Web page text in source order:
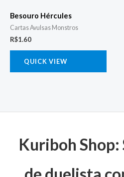
Besouro Hércules
Cartas Avulsas Monstros
R$1.60
QUICK VIEW
Kuriboh Shop: